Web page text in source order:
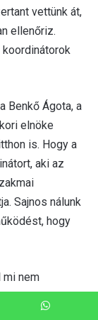
vettünk át,
ellenőriz.
Benkő Ágota, a
elnöke
is. Hogy a
aki az
Sajnos nálunk
hogy
mi nem
lényegében
kezdve az a